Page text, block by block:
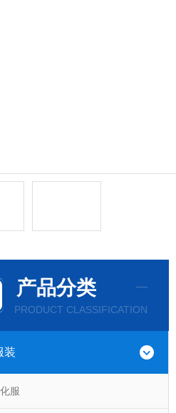
产品分类
PRODUCT CLASSIFICATION
装
服